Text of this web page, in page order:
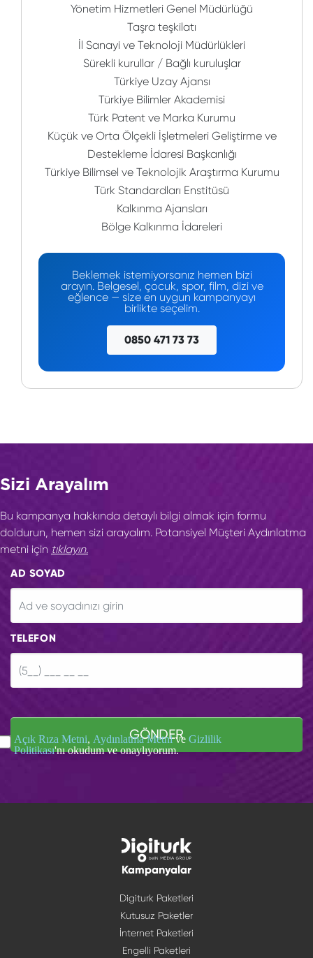
Yönetim Hizmetleri Genel Müdürlüğü
Taşra teşkilatı
İl Sanayi ve Teknoloji Müdürlükleri
Sürekli kurullar / Bağlı kuruluşlar
Türkiye Uzay Ajansı
Türkiye Bilimler Akademisi
Türk Patent ve Marka Kurumu
Küçük ve Orta Ölçekli İşletmeleri Geliştirme ve
Destekleme İdaresi Başkanlığı
Türkiye Bilimsel ve Teknolojik Araştırma Kurumu
Türk Standardları Enstitüsü
Kalkınma Ajansları
Bölge Kalkınma İdareleri
Beklemek istemiyorsanız hemen bizi
arayın. Belgesel, çocuk, spor, film, dizi ve
eğlence — size en uygun kampanyayı
birlikte seçelim.
0850 471 73 73
Sizi Arayalım
Bu kampanya hakkında detaylı bilgi almak için formu
doldurun, hemen sizi arayalım. Potansiyel Müşteri Aydınlatma
metni için tıklayın.
AD SOYAD
TELEFON
GÖNDER
Açık Rıza Metni, Aydınlatma Metnive Gizlilik
Politikası'nı okudum ve onaylıyorum.
Kampanyalar
Digiturk Paketleri
Kutusuz Paketler
İnternet Paketleri
Engelli Paketleri